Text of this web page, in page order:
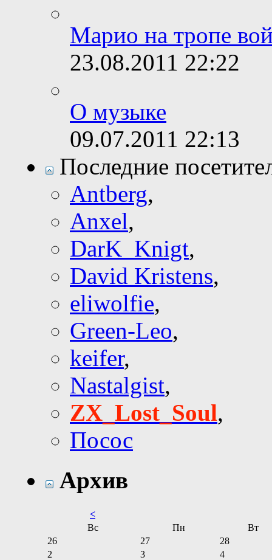
Марио на тропе
23.08.2011 22:22
О музыке
09.07.2011 22:13
Последние
Antberg,
Anxel,
DarK_Knigt,
David Kristens,
eliwolfie,
Green-Leo,
keifer,
Nastalgist,
ZX_Lost_Soul,
Посос
Архив
<
Вс
Пн
Вт
26
27
28
2
3
4